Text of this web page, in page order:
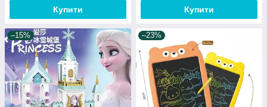
Купити Купити
–15% –23%